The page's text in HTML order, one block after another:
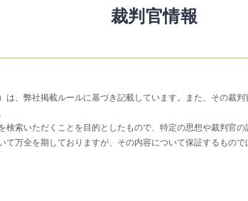
裁判官情報
は、弊社掲載ルールに基づき記載しています。また、その裁
検索いただくことを目的としたもので、特定の思想や裁判官の
万全を期しておりますが、その内容について保証するもので